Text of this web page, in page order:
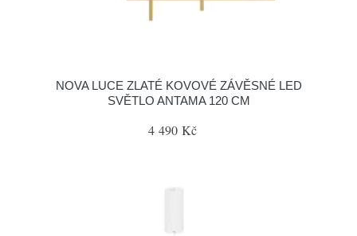
NOVA LUCE ZLATÉ KOVOVÉ ZÁVĚSNÉ LED
SVĚTLO ANTAMA 120 CM
4 490 Kč